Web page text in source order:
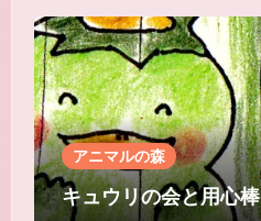
アニマルの森
キュウリの会と用心棒